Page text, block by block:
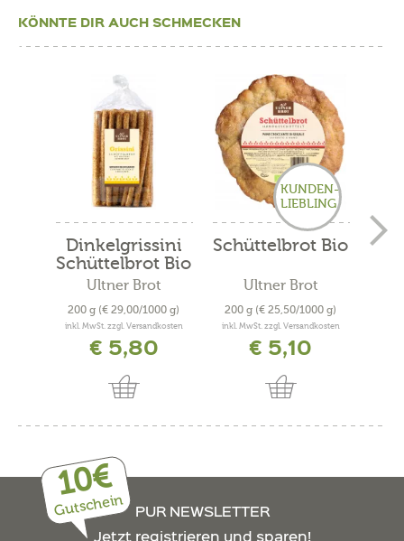
KÖNNTE DIR AUCH SCHMECKEN
Dinkelgrissini
Schüttelbrot Bio
Ultner Brot
200 g (€ 29,00/1000 g)
inkl. MwSt. zzgl. Versandkosten
€ 5,80
KUNDEN-
LIEBLING
Schüttelbrot Bio
Ultner Brot
200 g (€ 25,50/1000 g)
inkl. MwSt. zzgl. Versandkosten
€ 5,10
10€
Gutschein
PUR NEWSLETTER
Jetzt registrieren und sparen!